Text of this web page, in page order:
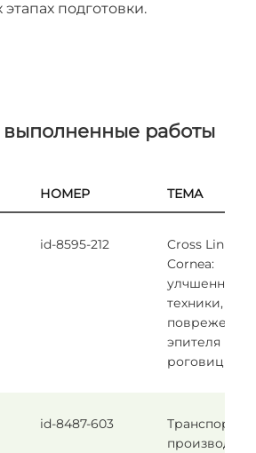
подготовки.
работы
НОМЕР ТЕМА
id-8595-212
Cross Linking
Cornea:
улчшенные
техники, без
поврежения
эпителя
роговицы
id-8487-603
Транспорт в